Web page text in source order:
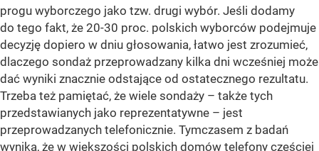
progu wyborczego jako tzw. drugi wybór. Jeśli dodamy
do tego fakt, że 20-30 proc. polskich wyborców podejmuje
decyzję dopiero w dniu głosowania, łatwo jest zrozumieć,
dlaczego sondaż przeprowadzany kilka dni wcześniej może
dać wyniki znacznie odstające od ostatecznego rezultatu.
Trzeba też pamiętać, że wiele sondaży – także tych
przedstawianych jako reprezentatywne – jest
przeprowadzanych telefonicznie. Tymczasem z badań
wynika, że w większości polskich domów telefony częściej